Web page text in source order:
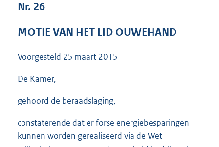
:
Nr. 26
MOTIE VAN HET LID OUWEHAND
Voorgesteld 25 maart 2015
De Kamer,
gehoord de beraadslaging,
constaterende dat er forse energiebesparingen
kunnen worden gerealiseerd via de Wet